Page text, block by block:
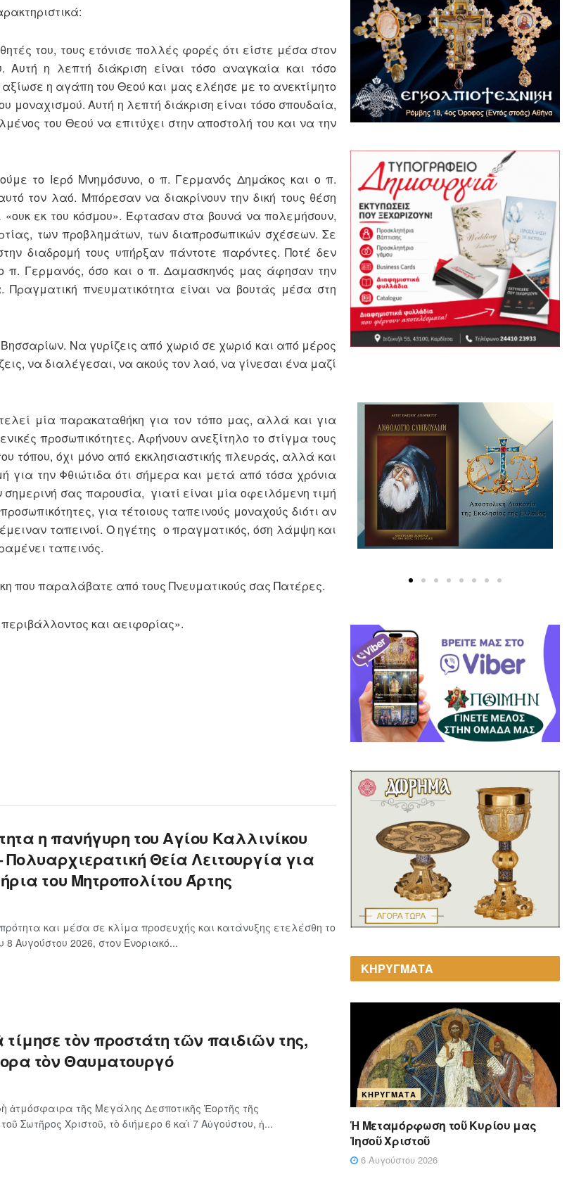
του, τους ετόνισε πολλές φορές ότι είστε μέσα στον
η λεπτή διάκριση είναι τόσο αναγκαία και τόσο
η αγάπη του Θεού και μας ελέησε με το ανεκτίμητο
μοναχισμού. Αυτή η λεπτή διάκριση είναι τόσο σπουδαία,
του Θεού να επιτύχει στην αποστολή του και να την
το Ιερό Μνημόσυνο, ο π. Γερμανός Δημάκος και ο π.
τον λαό. Μπόρεσαν να διακρίνουν την δική τους θέση
εκ του κόσμου». Έφτασαν στα βουνά να πολεμήσουν,
των προβλημάτων, των διαπροσωπικών σχέσεων. Σε
διαδρομή τους υπήρξαν πάντοτε παρόντες. Ποτέ δεν
π. Γερμανός, όσο και ο π. Δαμασκηνός μας άφησαν την
πνευματικότητα είναι να βουτάς μέσα στη
Να γυρίζεις από χωριό σε χωριό και από μέρος
να διαλέγεσαι, να ακούς τον λαό, να γίνεσαι ένα μαζί
μία παρακαταθήκη για τον τόπο μας, αλλά και για
προσωπικότητες. Αφήνουν ανεξίτηλο το στίγμα τους
τόπου, όχι μόνο από εκκλησιαστικής πλευράς, αλλά και
για την Φθιώτιδα ότι σήμερα και μετά από τόσα χρόνια
σας παρουσία, γιατί είναι μία οφειλόμενη τιμή
για τέτοιους ταπεινούς μοναχούς διότι αν
ταπεινοί. Ο ηγέτης ο πραγματικός, όση λάμψη και
ταπεινός.
που παραλάβατε από τους Πνευματικούς σας Πατέρες.
και αειφορίας».
η πανήγυρη του Αγίου Καλλινίκου
Πολυαρχιερατική Θεία Λειτουργία για
του Μητροπολίτου Άρτης
και μέσα σε κλίμα προσευχής και κατάνυξης ετελέσθη το
8 Αυγούστου 2026, στον Ενοριακό...
τὸν προστάτη τῶν παιδιῶν της,
τὸν Θαυματουργό
ἀτμόσφαιρα τῆς Μεγάλης Δεσποτικῆς Ἑορτῆς τῆς
Σωτῆρος Χριστοῦ, τὸ διήμερο 6 καὶ 7 Αὐγούστου, ἡ...
ΚΗΡΥΓΜΑΤΑ
ΚΗΡΎΓΜΑΤΑ
Ἡ Μεταμόρφωση τοῦ Κυρίου μας
Ἰησοῦ Χριστοῦ
6 Αυγούστου 2026